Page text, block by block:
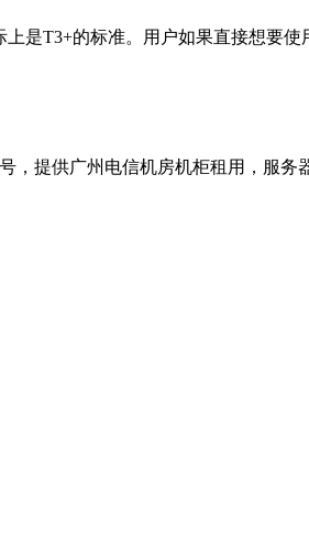
是T3+的标准。用户如果直接想要
，提供广州电信机房机柜租用，服务